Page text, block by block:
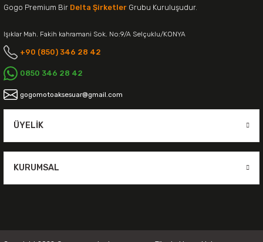
Gogo Premium Bir Delta Şirketler Grubu Kuruluşudur.
Işıklar Mah. Fakih kahramani Sok. No:9/A Selçuklu/KONYA
+90 (850) 346 28 42
0850 346 28 42
gogomotoaksesuar@gmail.com
ÜYELIK
KURUMSAL